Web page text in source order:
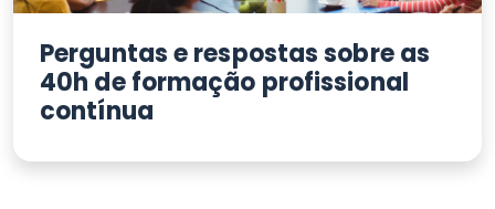
Perguntas e respostas sobre as
40h de formação profissional
contínua